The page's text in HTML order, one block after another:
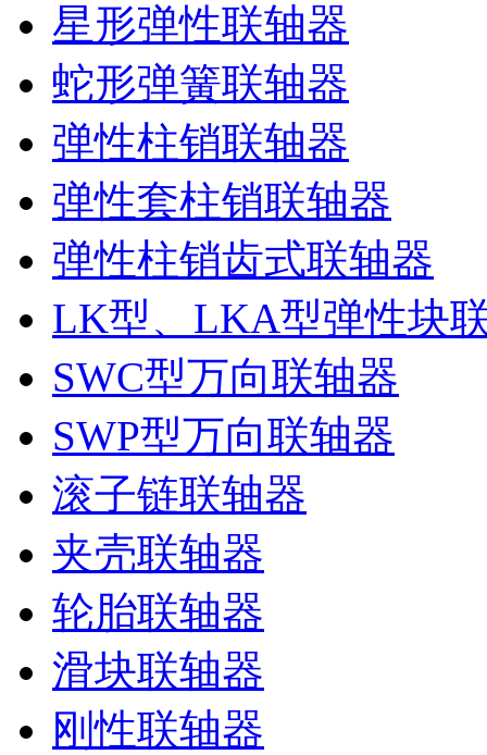
星形弹性联轴器
蛇形弹簧联轴器
弹性柱销联轴器
弹性套柱销联轴器
弹性柱销齿式联轴器
LK型、LKA型弹性块
SWC型万向联轴器
SWP型万向联轴器
滚子链联轴器
夹壳联轴器
轮胎联轴器
滑块联轴器
刚性联轴器